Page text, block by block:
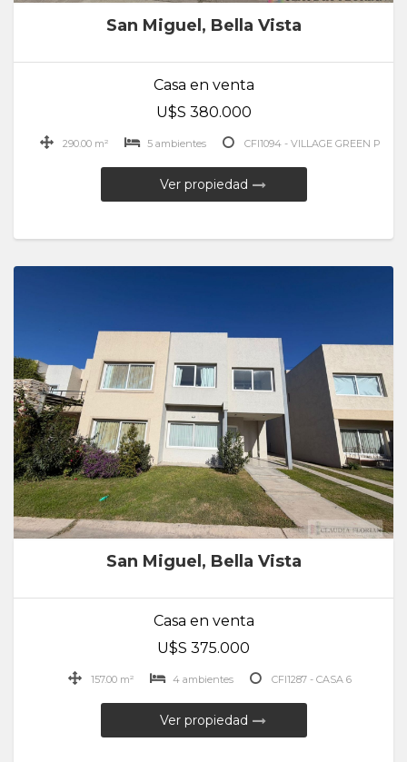
San Miguel, Bella Vista
Casa en venta
U$S 380.000
290.00 m² 5 ambientes CFI1094 - VILLAGE GREEN P
Ver propiedad
San Miguel, Bella Vista
Casa en venta
U$S 375.000
157.00 m² 4 ambientes CFI1287 - CASA 6
Ver propiedad